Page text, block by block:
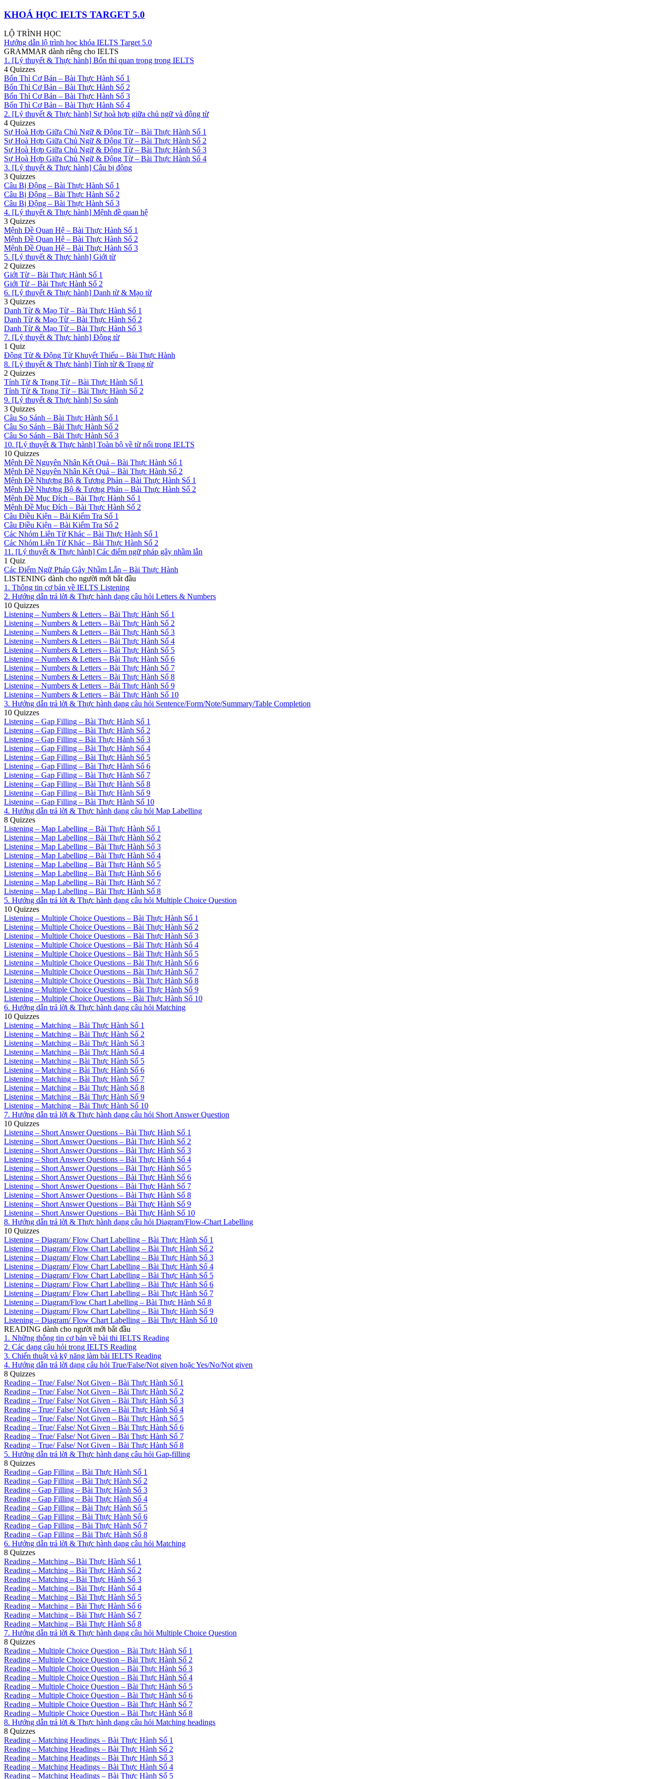
KHOÁ HỌC IELTS TARGET 5.0
LỘ TRÌNH HỌC
Hướng dẫn lộ trình học khóa IELTS Target 5.0
GRAMMAR dành riêng cho IELTS
1. [Lý thuyết & Thực hành] Bốn thì quan trọng trong IELTS
4 Quizzes
Bốn Thì Cơ Bản – Bài Thực Hành Số 1
Bốn Thì Cơ Bản – Bài Thực Hành Số 2
Bốn Thì Cơ Bản – Bài Thực Hành Số 3
Bốn Thì Cơ Bản – Bài Thực Hành Số 4
2. [Lý thuyết & Thực hành] Sự hoà hợp giữa chủ ngữ và động từ
4 Quizzes
Sự Hoà Hợp Giữa Chủ Ngữ & Động Từ – Bài Thực Hành Số 1
Sự Hoà Hợp Giữa Chủ Ngữ & Động Từ – Bài Thực Hành Số 2
Sự Hoà Hợp Giữa Chủ Ngữ & Động Từ – Bài Thực Hành Số 3
Sự Hoà Hợp Giữa Chủ Ngữ & Động Từ – Bài Thực Hành Số 4
3. [Lý thuyết & Thực hành] Câu bị động
3 Quizzes
Câu Bị Động – Bài Thực Hành Số 1
Câu Bị Động – Bài Thực Hành Số 2
Câu Bị Động – Bài Thực Hành Số 3
4. [Lý thuyết & Thực hành] Mệnh đề quan hệ
3 Quizzes
Mệnh Đề Quan Hệ – Bài Thực Hành Số 1
Mệnh Đề Quan Hệ – Bài Thực Hành Số 2
Mệnh Đề Quan Hệ – Bài Thực Hành Số 3
5. [Lý thuyết & Thực hành] Giới từ
2 Quizzes
Giới Từ – Bài Thực Hành Số 1
Giới Từ – Bài Thực Hành Số 2
6. [Lý thuyết & Thực hành] Danh từ & Mạo từ
3 Quizzes
Danh Từ & Mạo Từ – Bài Thực Hành Số 1
Danh Từ & Mạo Từ – Bài Thực Hành Số 2
Danh Từ & Mạo Từ – Bài Thực Hành Số 3
7. [Lý thuyết & Thực hành] Động từ
1 Quiz
Động Từ & Động Từ Khuyết Thiếu – Bài Thực Hành
8. [Lý thuyết & Thực hành] Tính từ & Trạng từ
2 Quizzes
Tính Từ & Trạng Từ – Bài Thực Hành Số 1
Tính Từ & Trạng Từ – Bài Thực Hành Số 2
9. [Lý thuyết & Thực hành] So sánh
3 Quizzes
Câu So Sánh – Bài Thực Hành Số 1
Câu So Sánh – Bài Thực Hành Số 2
Câu So Sánh – Bài Thực Hành Số 3
10. [Lý thuyết & Thực hành] Toàn bộ về từ nối trong IELTS
10 Quizzes
Mệnh Đề Nguyên Nhân Kết Quả – Bài Thực Hành Số 1
Mệnh Đề Nguyên Nhân Kết Quả – Bài Thực Hành Số 2
Mệnh Đề Nhượng Bộ & Tương Phản – Bài Thực Hành Số 1
Mệnh Đề Nhượng Bộ & Tương Phản – Bài Thực Hành Số 2
Mệnh Đề Mục Đích – Bài Thực Hành Số 1
Mệnh Đề Mục Đích – Bài Thực Hành Số 2
Câu Điều Kiện – Bài Kiểm Tra Số 1
Câu Điều Kiện – Bài Kiểm Tra Số 2
Các Nhóm Liên Từ Khác – Bài Thực Hành Số 1
Các Nhóm Liên Từ Khác – Bài Thực Hành Số 2
11. [Lý thuyết & Thực hành] Các điểm ngữ pháp gây nhầm lẫn
1 Quiz
Các Điểm Ngữ Pháp Gây Nhầm Lẫn – Bài Thực Hành
LISTENING dành cho người mới bắt đầu
1. Thông tin cơ bản về IELTS Listening
2. Hướng dẫn trả lời & Thực hành dạng câu hỏi Letters & Numbers
10 Quizzes
Listening – Numbers & Letters – Bài Thực Hành Số 1
Listening – Numbers & Letters – Bài Thực Hành Số 2
Listening – Numbers & Letters – Bài Thực Hành Số 3
Listening – Numbers & Letters – Bài Thực Hành Số 4
Listening – Numbers & Letters – Bài Thực Hành Số 5
Listening – Numbers & Letters – Bài Thực Hành Số 6
Listening – Numbers & Letters – Bài Thực Hành Số 7
Listening – Numbers & Letters – Bài Thực Hành Số 8
Listening – Numbers & Letters – Bài Thực Hành Số 9
Listening – Numbers & Letters – Bài Thực Hành Số 10
3. Hướng dẫn trả lời & Thực hành dạng câu hỏi Sentence/Form/Note/Summary/Table Completion
10 Quizzes
Listening – Gap Filling – Bài Thực Hành Số 1
Listening – Gap Filling – Bài Thực Hành Số 2
Listening – Gap Filling – Bài Thực Hành Số 3
Listening – Gap Filling – Bài Thực Hành Số 4
Listening – Gap Filling – Bài Thực Hành Số 5
Listening – Gap Filling – Bài Thực Hành Số 6
Listening – Gap Filling – Bài Thực Hành Số 7
Listening – Gap Filling – Bài Thực Hành Số 8
Listening – Gap Filling – Bài Thực Hành Số 9
Listening – Gap Filling – Bài Thực Hành Số 10
4. Hướng dẫn trả lời & Thực hành dạng câu hỏi Map Labelling
8 Quizzes
Listening – Map Labelling – Bài Thực Hành Số 1
Listening – Map Labelling – Bài Thực Hành Số 2
Listening – Map Labelling – Bài Thực Hành Số 3
Listening – Map Labelling – Bài Thực Hành Số 4
Listening – Map Labelling – Bài Thực Hành Số 5
Listening – Map Labelling – Bài Thực Hành Số 6
Listening – Map Labelling – Bài Thực Hành Số 7
Listening – Map Labelling – Bài Thực Hành Số 8
5. Hướng dẫn trả lời & Thực hành dạng câu hỏi Multiple Choice Question
10 Quizzes
Listening – Multiple Choice Questions – Bài Thực Hành Số 1
Listening – Multiple Choice Questions – Bài Thực Hành Số 2
Listening – Multiple Choice Questions – Bài Thực Hành Số 3
Listening – Multiple Choice Questions – Bài Thực Hành Số 4
Listening – Multiple Choice Questions – Bài Thực Hành Số 5
Listening – Multiple Choice Questions – Bài Thực Hành Số 6
Listening – Multiple Choice Questions – Bài Thực Hành Số 7
Listening – Multiple Choice Questions – Bài Thực Hành Số 8
Listening – Multiple Choice Questions – Bài Thực Hành Số 9
Listening – Multiple Choice Questions – Bài Thực Hành Số 10
6. Hướng dẫn trả lời & Thực hành dạng câu hỏi Matching
10 Quizzes
Listening – Matching – Bài Thực Hành Số 1
Listening – Matching – Bài Thực Hành Số 2
Listening – Matching – Bài Thực Hành Số 3
Listening – Matching – Bài Thực Hành Số 4
Listening – Matching – Bài Thực Hành Số 5
Listening – Matching – Bài Thực Hành Số 6
Listening – Matching – Bài Thực Hành Số 7
Listening – Matching – Bài Thực Hành Số 8
Listening – Matching – Bài Thực Hành Số 9
Listening – Matching – Bài Thực Hành Số 10
7. Hướng dẫn trả lời & Thực hành dạng câu hỏi Short Answer Question
10 Quizzes
Listening – Short Answer Questions – Bài Thực Hành Số 1
Listening – Short Answer Questions – Bài Thực Hành Số 2
Listening – Short Answer Questions – Bài Thực Hành Số 3
Listening – Short Answer Questions – Bài Thực Hành Số 4
Listening – Short Answer Questions – Bài Thực Hành Số 5
Listening – Short Answer Questions – Bài Thực Hành Số 6
Listening – Short Answer Questions – Bài Thực Hành Số 7
Listening – Short Answer Questions – Bài Thực Hành Số 8
Listening – Short Answer Questions – Bài Thực Hành Số 9
Listening – Short Answer Questions – Bài Thực Hành Số 10
8. Hướng dẫn trả lời & Thực hành dạng câu hỏi Diagram/Flow-Chart Labelling
10 Quizzes
Listening – Diagram/ Flow Chart Labelling – Bài Thực Hành Số 1
Listening – Diagram/ Flow Chart Labelling – Bài Thực Hành Số 2
Listening – Diagram/ Flow Chart Labelling – Bài Thực Hành Số 3
Listening – Diagram/ Flow Chart Labelling – Bài Thực Hành Số 4
Listening – Diagram/ Flow Chart Labelling – Bài Thực Hành Số 5
Listening – Diagram/ Flow Chart Labelling – Bài Thực Hành Số 6
Listening – Diagram/ Flow Chart Labelling – Bài Thực Hành Số 7
Listening – Diagram/Flow Chart Labelling – Bài Thực Hành Số 8
Listening – Diagram/ Flow Chart Labelling – Bài Thực Hành Số 9
Listening – Diagram/ Flow Chart Labelling – Bài Thực Hành Số 10
READING dành cho người mới bắt đầu
1. Những thông tin cơ bản về bài thi IELTS Reading
2. Các dạng câu hỏi trong IELTS Reading
3. Chiến thuật và kỹ năng làm bài IELTS Reading
4. Hướng dẫn trả lời dạng câu hỏi True/False/Not given hoặc Yes/No/Not given
8 Quizzes
Reading – True/ False/ Not Given – Bài Thực Hành Số 1
Reading – True/ False/ Not Given – Bài Thực Hành Số 2
Reading – True/ False/ Not Given – Bài Thực Hành Số 3
Reading – True/ False/ Not Given – Bài Thực Hành Số 4
Reading – True/ False/ Not Given – Bài Thực Hành Số 5
Reading – True/ False/ Not Given – Bài Thực Hành Số 6
Reading – True/ False/ Not Given – Bài Thực Hành Số 7
Reading – True/ False/ Not Given – Bài Thực Hành Số 8
5. Hướng dẫn trả lời & Thực hành dạng câu hỏi Gap-filling
8 Quizzes
Reading – Gap Filling – Bài Thực Hành Số 1
Reading – Gap Filling – Bài Thực Hành Số 2
Reading – Gap Filling – Bài Thực Hành Số 3
Reading – Gap Filling – Bài Thực Hành Số 4
Reading – Gap Filling – Bài Thực Hành Số 5
Reading – Gap Filling – Bài Thực Hành Số 6
Reading – Gap Filling – Bài Thực Hành Số 7
Reading – Gap Filling – Bài Thực Hành Số 8
6. Hướng dẫn trả lời & Thực hành dạng câu hỏi Matching
8 Quizzes
Reading – Matching – Bài Thực Hành Số 1
Reading – Matching – Bài Thực Hành Số 2
Reading – Matching – Bài Thực Hành Số 3
Reading – Matching – Bài Thực Hành Số 4
Reading – Matching – Bài Thực Hành Số 5
Reading – Matching – Bài Thực Hành Số 6
Reading – Matching – Bài Thực Hành Số 7
Reading – Matching – Bài Thực Hành Số 8
7. Hướng dẫn trả lời & Thực hành dạng câu hỏi Multiple Choice Question
8 Quizzes
Reading – Multiple Choice Question – Bài Thực Hành Số 1
Reading – Multiple Choice Question – Bài Thực Hành Số 2
Reading – Multiple Choice Question – Bài Thực Hành Số 3
Reading – Multiple Choice Question – Bài Thực Hành Số 4
Reading – Multiple Choice Question – Bài Thực Hành Số 5
Reading – Multiple Choice Question – Bài Thực Hành Số 6
Reading – Multiple Choice Question – Bài Thực Hành Số 7
Reading – Multiple Choice Question – Bài Thực Hành Số 8
8. Hướng dẫn trả lời & Thực hành dạng câu hỏi Matching headings
8 Quizzes
Reading – Matching Headings – Bài Thực Hành Số 1
Reading – Matching Headings – Bài Thực Hành Số 2
Reading – Matching Headings – Bài Thực Hành Số 3
Reading – Matching Headings – Bài Thực Hành Số 4
Reading – Matching Headings – Bài Thực Hành Số 5